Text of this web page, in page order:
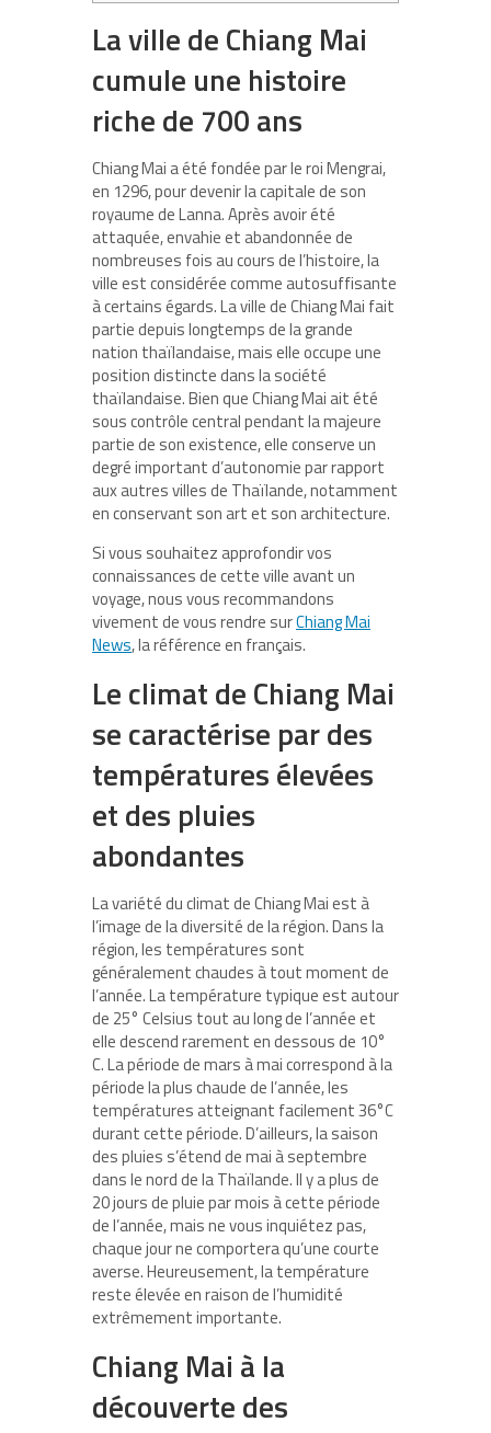
La ville de Chiang Mai
cumule une histoire
riche de 700 ans
Chiang Mai a été fondée par le roi Mengrai,
en 1296, pour devenir la capitale de son
royaume de Lanna. Après avoir été
attaquée, envahie et abandonnée de
nombreuses fois au cours de l’histoire, la
ville est considérée comme autosuffisante
à certains égards. La ville de Chiang Mai fait
partie depuis longtemps de la grande
nation thaïlandaise, mais elle occupe une
position distincte dans la société
thaïlandaise. Bien que Chiang Mai ait été
sous contrôle central pendant la majeure
partie de son existence, elle conserve un
degré important d’autonomie par rapport
aux autres villes de Thaïlande, notamment
en conservant son art et son architecture.
Si vous souhaitez approfondir vos
connaissances de cette ville avant un
voyage, nous vous recommandons
vivement de vous rendre surChiang Mai
News, la référence en français.
Le climat de Chiang Mai
se caractérise par des
températures élevées
et des pluies
abondantes
La variété du climat de Chiang Mai est à
l’image de la diversité de la région. Dans la
région, les températures sont
généralement chaudes à tout moment de
l’année. La température typique est autour
de 25° Celsius tout au long de l’année et
elle descend rarement en dessous de 10°
C. La période de mars à mai correspond à la
période la plus chaude de l’année, les
températures atteignant facilement 36°C
durant cette période. D’ailleurs, la saison
des pluies s’étend de mai à septembre
dans le nord de la Thaïlande. Il y a plus de
20 jours de pluie par mois à cette période
de l’année, mais ne vous inquiétez pas,
chaque jour ne comportera qu’une courte
averse. Heureusement, la température
reste élevée en raison de l’humidité
extrêmement importante.
Chiang Mai à la
découverte des